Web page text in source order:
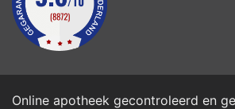
Online apotheek gecontroleerd en